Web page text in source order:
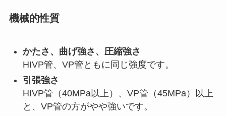
機械的性質
かたさ、曲げ強さ、圧縮強さ
HIVP管、VP管ともに同じ強度です。
引張強さ
HIVP管（40MPa以上）、VP管（45MPa）以上
と、VP管の方がやや強いです。